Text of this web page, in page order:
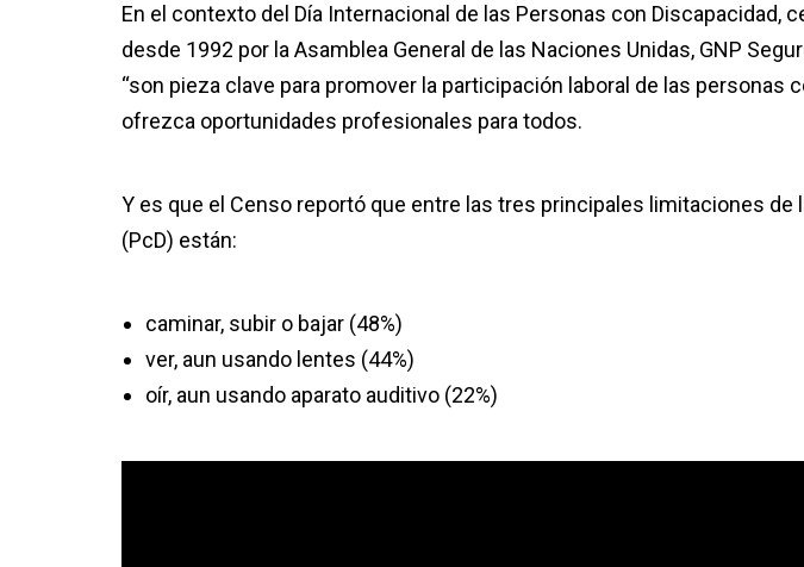
En el contexto del Día Internacional de las Personas con Discapacidad,
desde 1992 por la Asamblea General de las Naciones Unidas, GNP
“son pieza clave para promover la participación laboral de las personas
ofrezca oportunidades profesionales para todos.
Y es que el Censo reportó que entre las tres principales limitaciones de
(PcD) están:
caminar, subir o bajar (48%)
ver, aun usando lentes (44%)
oír, aun usando aparato auditivo (22%)